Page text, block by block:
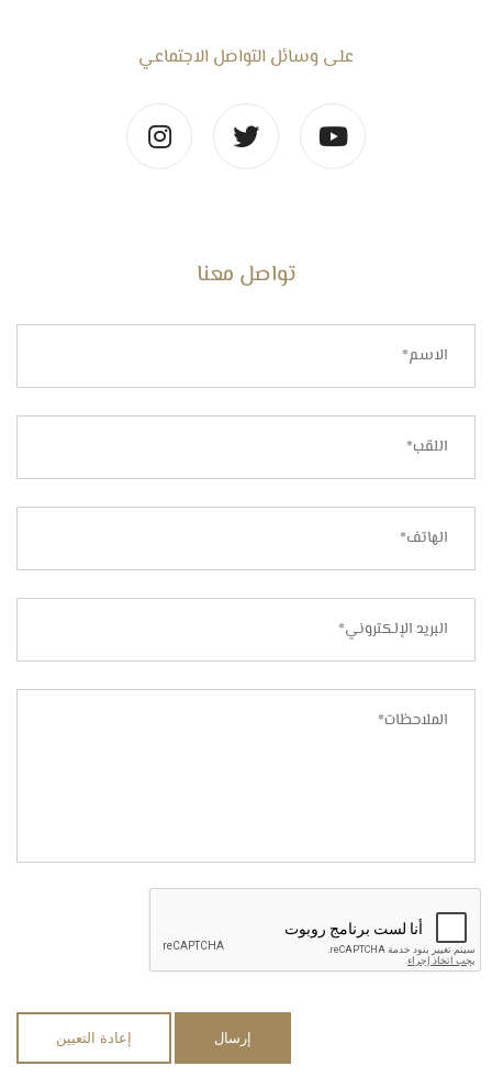
على وسائل التواصل الاجتماعي
تواصل معنا
إرسال إعادة التعيين